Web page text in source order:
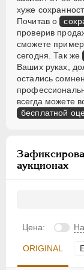
хуже
Почитав о
проверив
сможете
сегодня. Так же
Ваших руках,
остались
всегда можете
бесплатной
аукционах
Цена:
ORIGINAL